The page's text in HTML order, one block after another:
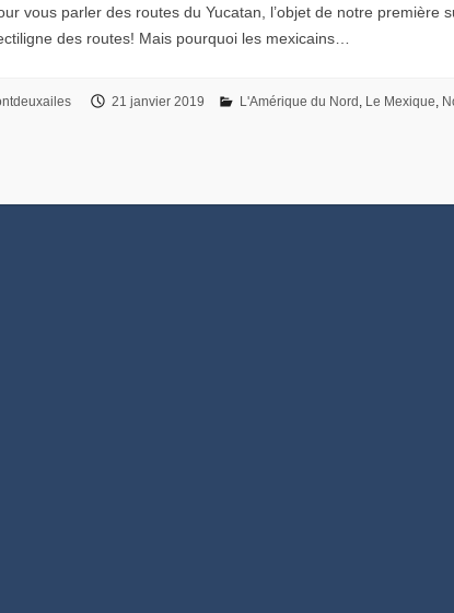
vous parler des routes du Yucatan, l’objet de notre première
des routes! Mais pourquoi les mexicains…
21 janvier 2019 L'Amérique du Nord , Le Mexique,